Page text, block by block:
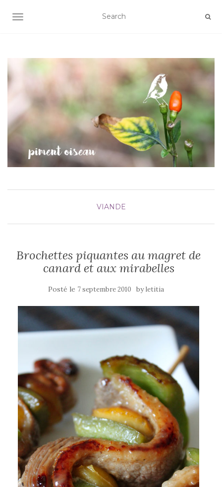
AFFICHER/MASQUER LA NAVIGATION
VIANDE
Brochettes piquantes au magret de
canard et aux mirabelles
Posté le 7 septembre 2010 byletitia